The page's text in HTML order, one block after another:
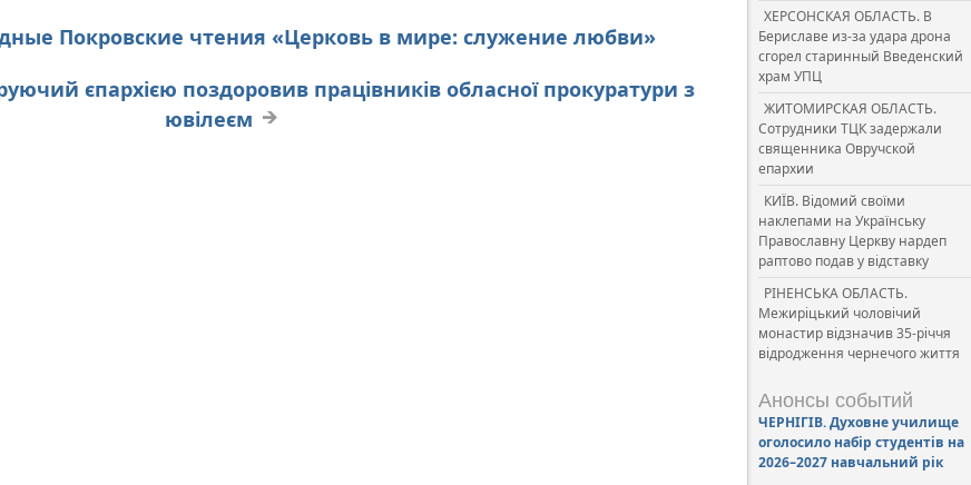
Покровские чтения «Церковь в мире: служение любви»
єпархією поздоровив працівників обласної прокуратури з
ювілеєм
ХЕРСОНСКАЯ ОБЛАСТЬ. В
Бериславе из-за удара дрона
сгорел старинный Введенский
храм УПЦ
ЖИТОМИРСКАЯ ОБЛАСТЬ.
Сотрудники ТЦК задержали
священника Овручской
епархии
КИЇВ. Відомий своїми
наклепами на Українську
Православну Церкву нардеп
раптово подав у відставку
РІНЕНСЬКА ОБЛАСТЬ.
Межиріцький чоловічий
монастир відзначив 35-річчя
відродження чернечого життя
Анонсы событий
ЧЕРНІГІВ. Духовне училище
оголосило набір студентів на
2026–2027 навчальний рік